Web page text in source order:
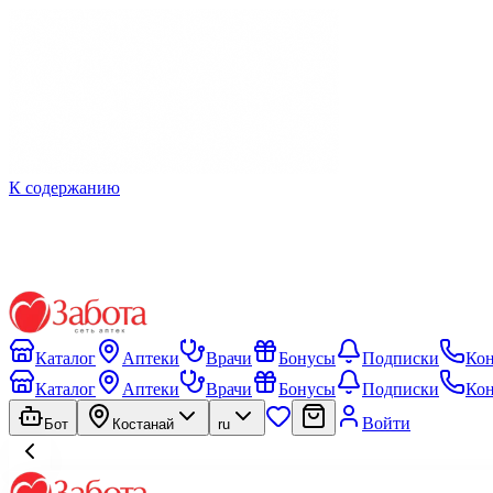
К содержанию
Каталог Аптеки Врачи Бонусы Подписки
Каталог
Аптеки Врачи Бонусы Подписки
Бот Костанай ru Войти